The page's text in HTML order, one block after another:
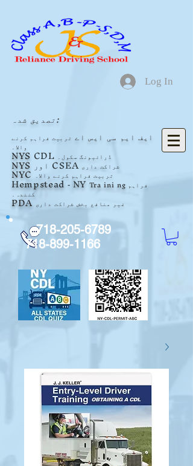
Log In
تصدیق شدہ:
ایف ایم سی ایس اے تربیت فراہم کرنے
والا۔
NYS CDL ڈرائیونگ سکول۔ NYS اور CSEAشراکت داری NYC تربیت فراہم کرنے والا۔
Hempstead - NYTra ining فراہم
کنندہ۔
PDA غیر منافع بخششراکت داری
718-205-6789
718-899-1166